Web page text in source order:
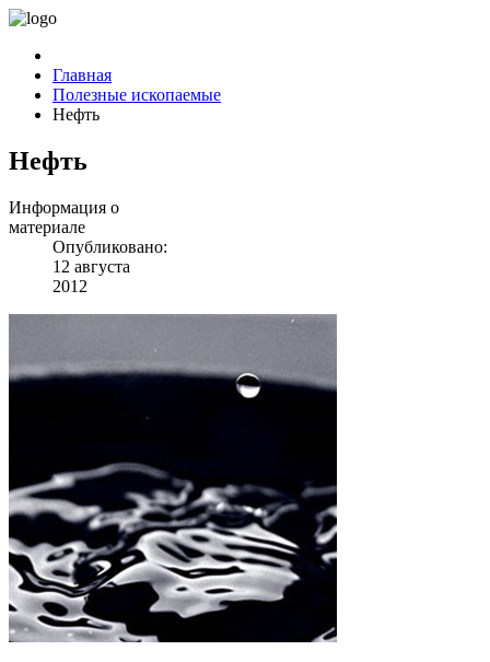
Главная
Полезные ископаемые
Нефть
Нефть
Информация о
материале
Опубликовано:
12 августа
2012